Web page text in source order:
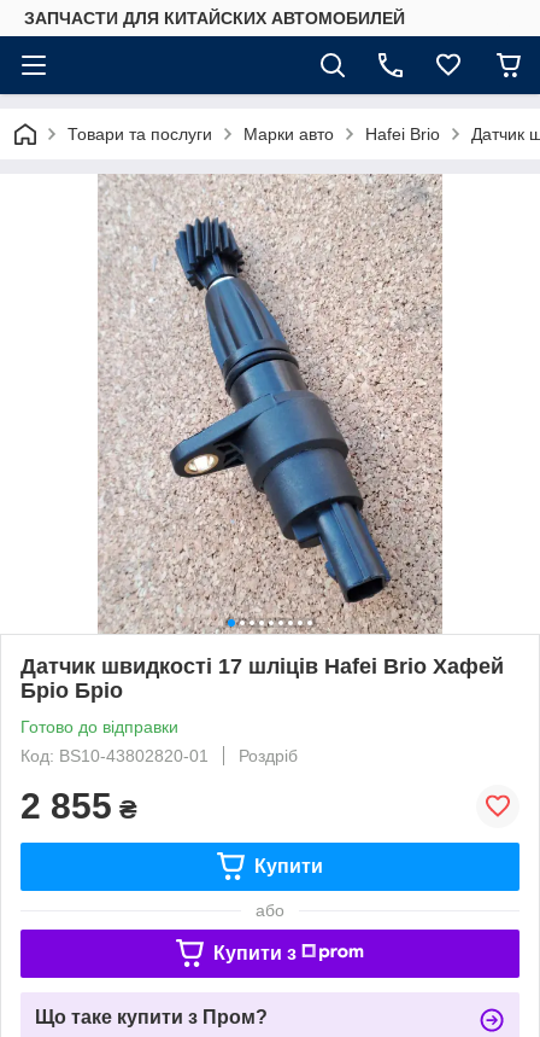
ЗАПЧАСТИ ДЛЯ КИТАЙСКИХ АВТОМОБИЛЕЙ
Товари та послуги Марки авто Hafei Brio Датчик
Датчик швидкості 17 шліців Hafei Brio Хафей
Бріо Бріо
Готово до відправки
Код: BS10-43802820-01
Роздріб
2 855 ₴
Купити
або
Купити з
Що таке купити з Пром?